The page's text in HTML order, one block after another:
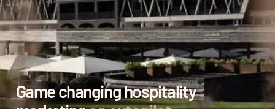
Game changing hospitality